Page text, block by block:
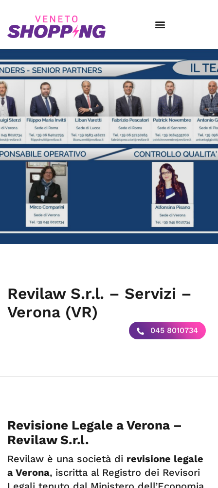
Revilaw S.r.l. – Servizi –
Verona (VR)
045 8010734
Revisione Legale a Verona –
Revilaw S.r.l.
Revilaw è una società di revisione legale
a Verona, iscritta al Registro dei Revisori